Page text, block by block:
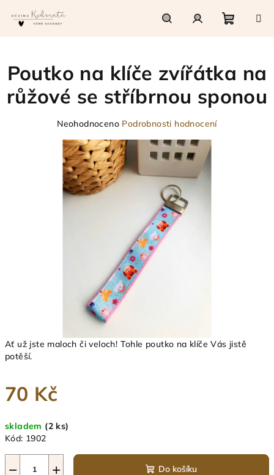
obsah
košík
Ať už jste maloch či veloch! Tohle poutko na klíče Vás jistě
potěší.
70 Kč
cena:
skladem (2 ks)
Kód: 1902
+
− Do košíku
Poutko na klíče zvířátka na
růžové se stříbrnou sponou
Průměrné
produktu
je
0,0
Neohodnoceno Podrobnosti hodnocení